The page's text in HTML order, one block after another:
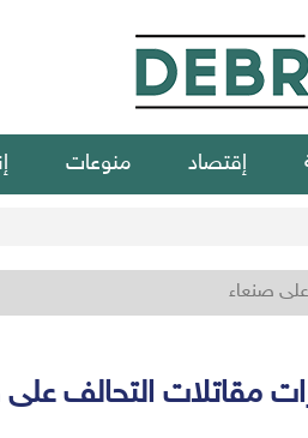
إقتصاد منوعات
على صنعاء
مقاتلات التحالف